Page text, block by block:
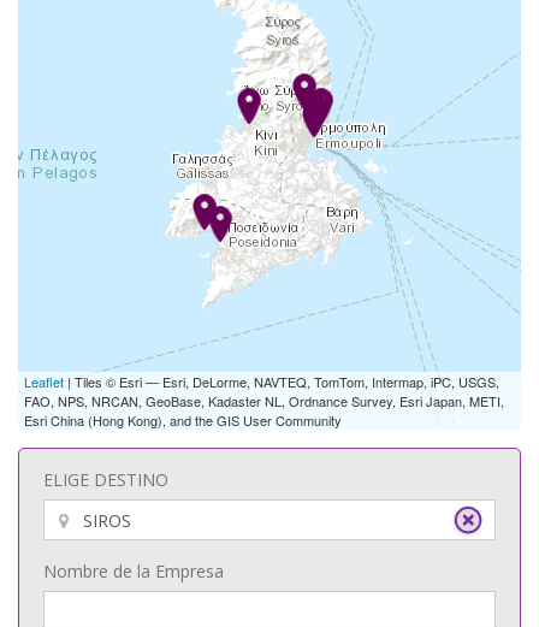
Leaflet | Tiles © Esri — Esri, DeLorme, NAVTEQ, TomTom, Intermap, iPC, USGS,
FAO, NPS, NRCAN, GeoBase, Kadaster NL, Ordnance Survey, Esri Japan, METI,
Esri China (Hong Kong), and the GIS User Community
ELIGE DESTINO
Nombre de la Empresa